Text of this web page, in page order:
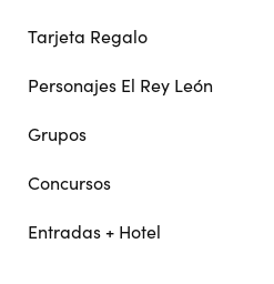
Tarjeta Regalo
Personajes El Rey León
Grupos
Concursos
Entradas + Hotel